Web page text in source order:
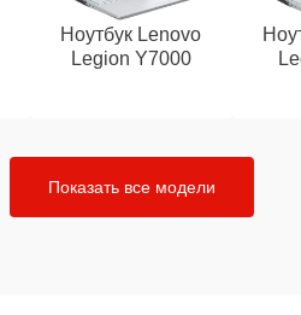
Ноутбук Lenovo
Legion Y7000
Показать все модели